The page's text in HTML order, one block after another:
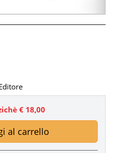
€ 18,00
al carrello